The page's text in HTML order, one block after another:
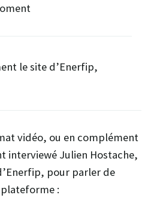
le site d’Enerfip,
vidéo, ou en complément
interviewé Julien Hostache,
pour parler de
: